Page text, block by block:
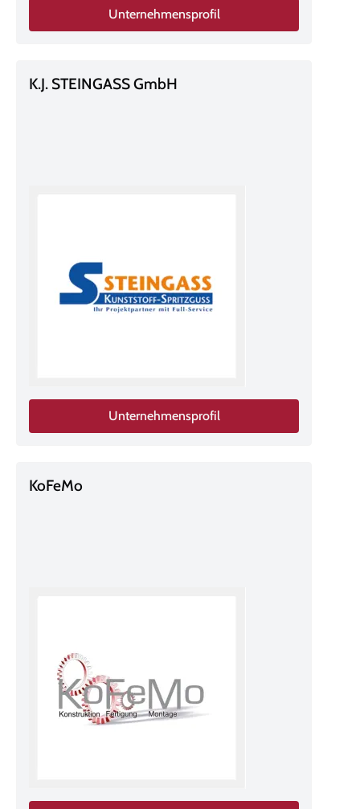
Unternehmensprofil
K.J. STEINGASS GmbH
Unternehmensprofil
KoFeMo